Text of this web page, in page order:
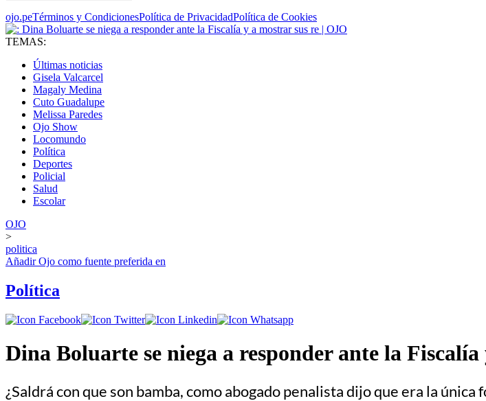
ojo.peTérminos y CondicionesPolítica de PrivacidadPolítica de Cookies
TEMAS:
Últimas noticias
Gisela Valcarcel
Magaly Medina
Cuto Guadalupe
Melissa Paredes
Ojo Show
Locomundo
Política
Deportes
Policial
Salud
Escolar
OJO
>
politica
AñadirOjo como fuente preferida en
Política
Dina Boluarte se niega a responder ante la
¿Saldrá con que son bamba, como abogado penalista dijo que era la